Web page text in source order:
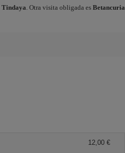
Tindaya. Otra visita obligada es Betancuria
12,00 €